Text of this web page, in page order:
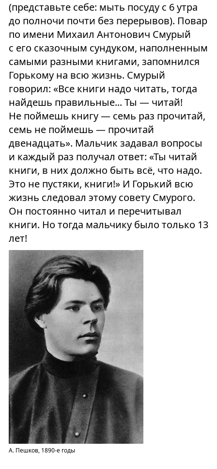
(представьте себе: мыть посуду с 6 утра
до полночи почти без перерывов). Повар
по имени Михаил Антонович Смурый
с его сказочным сундуком, наполненным
самыми разными книгами, запомнился
Горькому на всю жизнь. Смурый
говорил: «Все книги надо читать, тогда
найдешь правильные... Ты — читай!
Не поймешь книгу — семь раз прочитай,
семь не поймешь — прочитай
двенадцать». Мальчик задавал вопросы
и каждый раз получал ответ: «Ты читай
книги, в них должно быть всё, что надо.
Это не пустяки, книги!» И Горький всю
жизнь следовал этому совету Смурого.
Он постоянно читал и перечитывал
книги. Но тогда мальчику было только 13
лет!
А. Пешков, 1890-е годы